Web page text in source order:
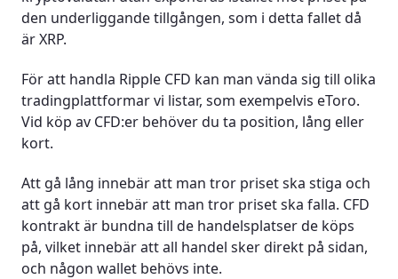
den underliggande tillgången, som i detta fallet då
är XRP.
För att handla Ripple CFD kan man vända sig till olika
tradingplattformar vi listar, som exempelvis eToro.
Vid köp av CFD:er behöver du ta position, lång eller
kort.
Att gå lång innebär att man tror priset ska stiga och
att gå kort innebär att man tror priset ska falla. CFD
kontrakt är bundna till de handelsplatser de köps
på, vilket innebär att all handel sker direkt på sidan,
och någon wallet behövs inte.